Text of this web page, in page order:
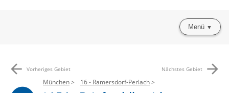
Menü
arrow_back Vorheriges Gebiet Nächstes Gebiet arrow_forward
München 16 - Ramersdorf-Perlach